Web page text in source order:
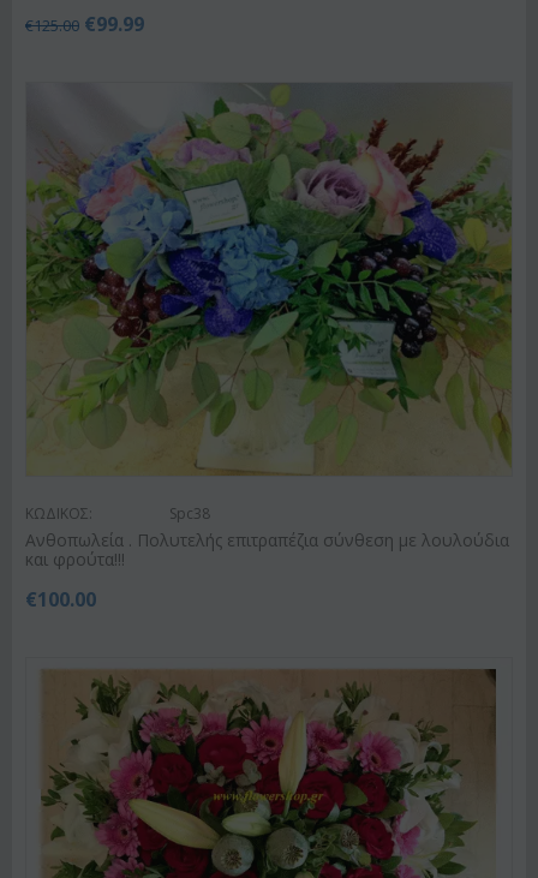
€125.00 €99.99
ΚΩΔΙΚΟΣ: Spc38
Ανθοπωλεία . Πολυτελής επιτραπέζια σύνθεση με λουλούδια
και φρούτα!!!
€100.00